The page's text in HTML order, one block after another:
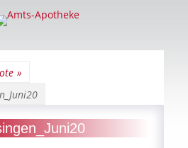
Apotheke
»